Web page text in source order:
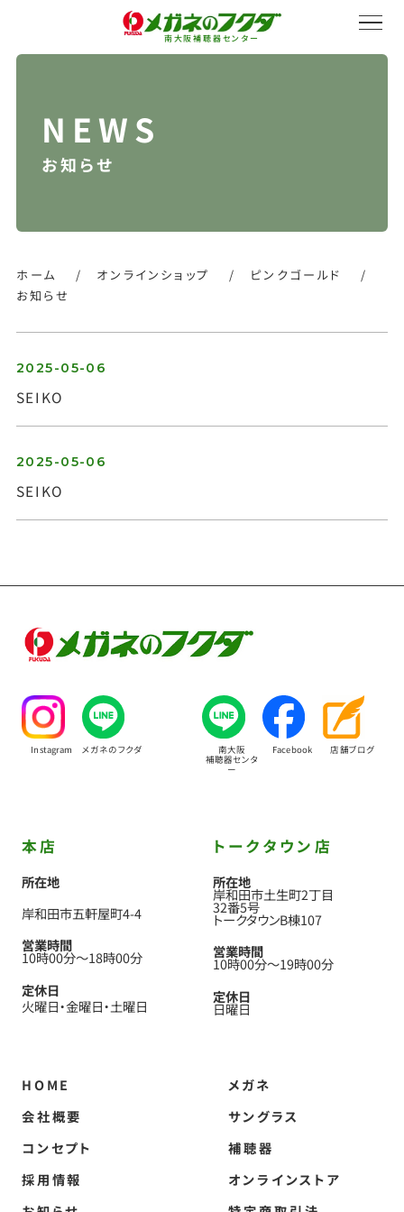
南大阪補聴器センター
サービス紹介
お知らせ
ホーム / オンラインショップ / ピンクゴールド
/
お知らせ
2025-05-06
SEIKO
2025-05-06
SEIKO
Instagram メガネのフクダ 南大阪
補聴器センタ
ー
Facebook 店舗ブログ
本店
所在地
岸和田市五軒屋町4-4
営業時間
10時00分〜18時00分
定休日
火曜日 金曜日 土曜日
トークタウン店
所在地
岸和田市土生町2丁目
32番5号
トークタウンB棟107
営業時間
10時00分〜19時00分
定休日
日曜日
HOME
会社概要
コンセプト
採用情報
メガネ
サングラス
補聴器
オンラインストア